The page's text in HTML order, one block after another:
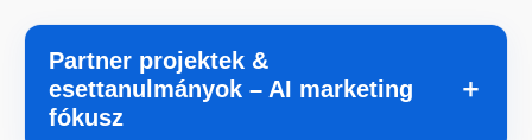
Partner projektek &
esettanulmányok – AI marketing
fókusz
＋